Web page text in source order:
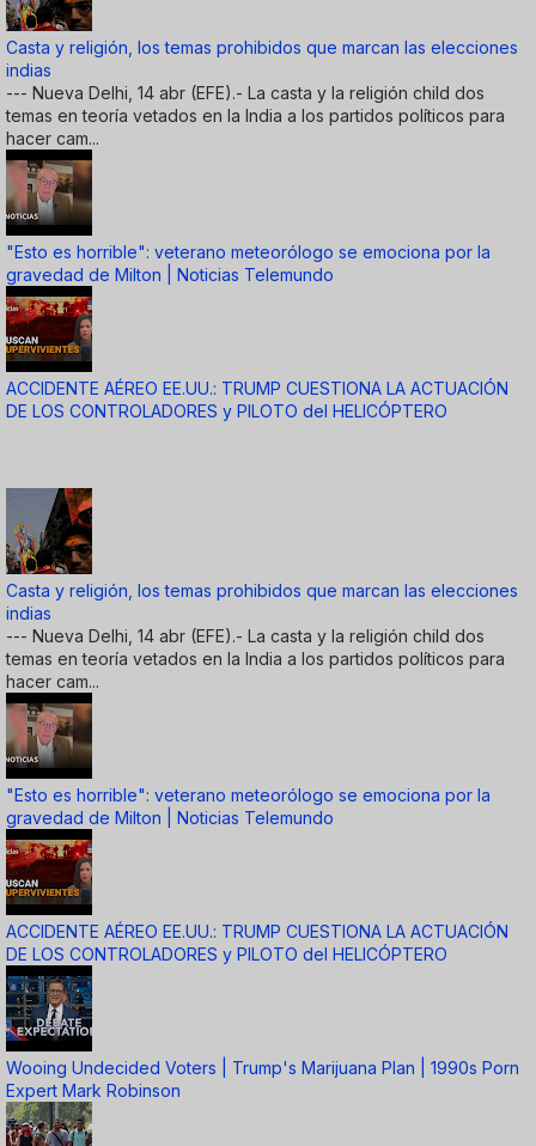
Casta y religión, los temas prohibidos que marcan las elecciones
indias
--- Nueva Delhi, 14 abr (EFE).- La casta y la religión child dos
temas en teoría vetados en la India a los partidos políticos para
hacer cam...
"Esto es horrible": veterano meteorólogo se emociona por la
gravedad de Milton | Noticias Telemundo
ACCIDENTE AÉREO EE.UU.: TRUMP CUESTIONA LA ACTUACIÓN
DE LOS CONTROLADORES y PILOTO del HELICÓPTERO
Casta y religión, los temas prohibidos que marcan las elecciones
indias
--- Nueva Delhi, 14 abr (EFE).- La casta y la religión child dos
temas en teoría vetados en la India a los partidos políticos para
hacer cam...
"Esto es horrible": veterano meteorólogo se emociona por la
gravedad de Milton | Noticias Telemundo
ACCIDENTE AÉREO EE.UU.: TRUMP CUESTIONA LA ACTUACIÓN
DE LOS CONTROLADORES y PILOTO del HELICÓPTERO
Wooing Undecided Voters | Trump's Marijuana Plan | 1990s Porn
Expert Mark Robinson